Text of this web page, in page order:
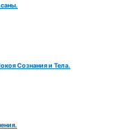
Сознания и Тела.